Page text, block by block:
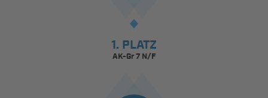
1. PLATZ
AK-Gr 7 N/F